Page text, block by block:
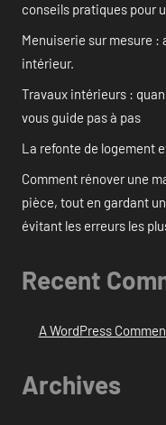
conseils pratiques pour
Menuiserie sur mesure :
intérieur.
Travaux intérieurs :
vous guide pas à pas
La refonte de logement
Comment rénover une
pièce, tout en gardant
évitant les erreurs les
Recent
A WordPress
Archives